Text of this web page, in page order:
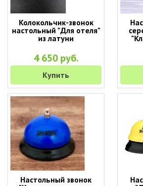
Колокольчик-звонок
настольный "Для отеля"
из латуни
4 650 руб.
Купить
Настольный звонок